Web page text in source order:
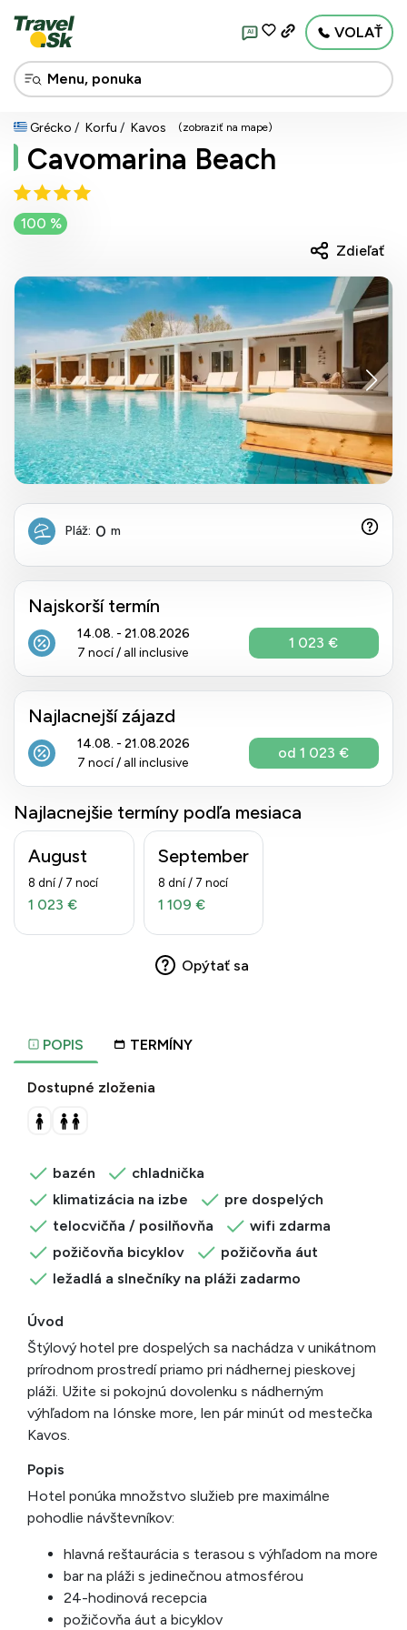
AI VOLAŤ
Grécko Korfu Kavos (zobraziť na mape)
Cavomarina Beach
100 %
Zdieľať
POPIS TERMÍNY
Dostupné zloženia
bazén
chladnička
klimatizácia na izbe
pre dospelých
telocvičňa / posilňovňa
wifi zdarma
požičovňa bicyklov
požičovňa áut
ležadlá a slnečníky na pláži zadarmo
Úvod
Štýlový hotel pre dospelých sa nachádza v unikátnom
prírodnom prostredí priamo pri nádhernej pieskovej
pláži. Užite si pokojnú dovolenku s nádherným
výhľadom na Iónske more, len pár minút od mestečka
Kavos.
Popis
Hotel ponúka množstvo služieb pre maximálne
pohodlie návštevníkov:
hlavná reštaurácia s terasou s výhľadom na more
bar na pláži s jedinečnou atmosférou
24-hodinová recepcia
požičovňa áut a bicyklov
Pláž: 0 m
Najskorší termín
14.08. - 21.08.2026
7 nocí / all inclusive
1 023 €
Najlacnejší zájazd
14.08. - 21.08.2026
7 nocí / all inclusive
od 1 023 €
Najlacnejšie termíny podľa mesiaca
August
8 dní / 7 nocí
1 023 €
September
8 dní / 7 nocí
1 109 €
Opýtať sa